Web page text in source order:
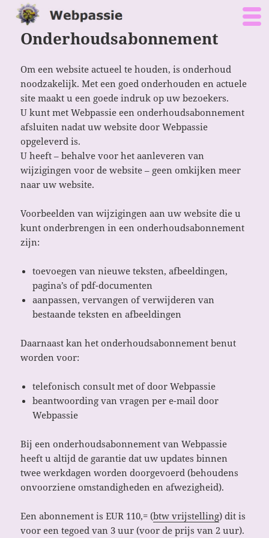
Onderhoudsabonnement
Om een website actueel te houden, is onderhoud
noodzakelijk. Met een goed onderhouden en actuele
site maakt u een goede indruk op uw bezoekers.
U kunt met Webpassie een onderhoudsabonnement
afsluiten nadat uw website door Webpassie
opgeleverd is.
U heeft – behalve voor het aanleveren van
wijzigingen voor de website – geen omkijken meer
naar uw website.
Voorbeelden van wijzigingen aan uw website die u
kunt onderbrengen in een onderhoudsabonnement
zijn:
toevoegen van nieuwe teksten, afbeeldingen,
pagina’s of pdf-documenten
aanpassen, vervangen of verwijderen van
bestaande teksten en afbeeldingen
Daarnaast kan het onderhoudsabonnement benut
worden voor:
telefonisch consult met of door Webpassie
beantwoording van vragen per e-mail door
Webpassie
Bij een onderhoudsabonnement van Webpassie
heeft u altijd de garantie dat uw updates binnen
twee werkdagen worden doorgevoerd (behoudens
onvoorziene omstandigheden en afwezigheid).
Een abonnement is EUR 110,= (btw vrijstelling) dit is
voor een tegoed van 3 uur (voor de prijs van 2 uur).